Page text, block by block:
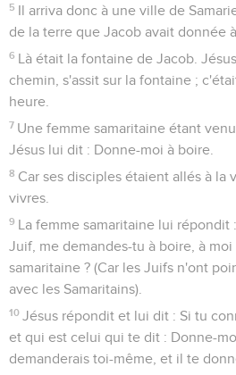
5 Il arriva donc à une ville de
de la terre que Jacob avait donnée
6 Là était la fontaine de Jacob.
chemin, s'assit sur la fontaine ;
heure.
7 Une femme samaritaine étant
Jésus lui dit : Donne-moi à boire.
8 Car ses disciples étaient allés à la
vivres.
9 La femme samaritaine lui répondit
Juif, me demandes-tu à boire, à
samaritaine ? (Car les Juifs n'ont
avec les Samaritains).
10 Jésus répondit et lui dit : Si tu
et qui est celui qui te dit : Donne-
demanderais toi-même, et il te